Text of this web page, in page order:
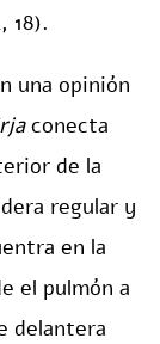
18).
una opinión
conecta
de la
regular y
en la
el pulmón a
delantera